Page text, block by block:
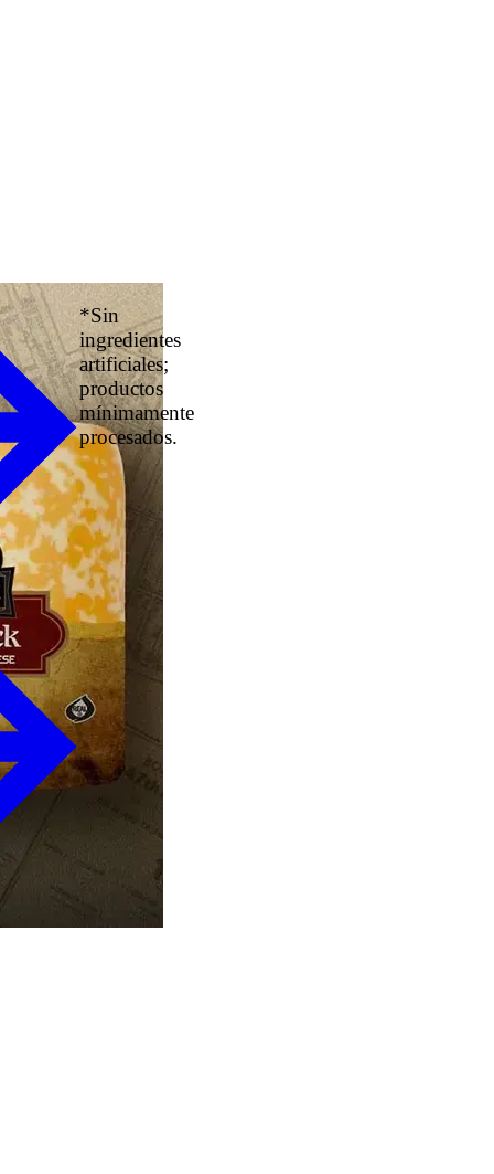
*Sin
ingredientes
artificiales;
productos
mínimamente
procesados.